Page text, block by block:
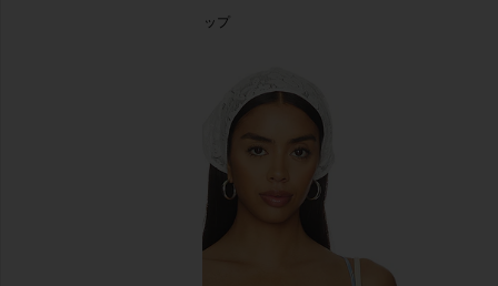
PIETRA トップ
お気に入りMAJORELLE Pietra Bra Top in Blue Multi